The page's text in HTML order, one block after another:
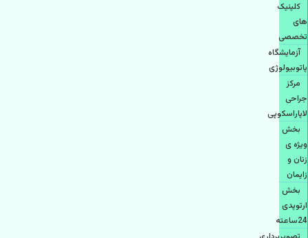
کلینیک
های
تخصصی
آزمایشگاه
پاتوبیولوژی
مرکز
جراحی
لاپاراسکوپی
بخش
ویژه ی
زنان و
زایمان
بخش
ارتوپدی
24ساعته